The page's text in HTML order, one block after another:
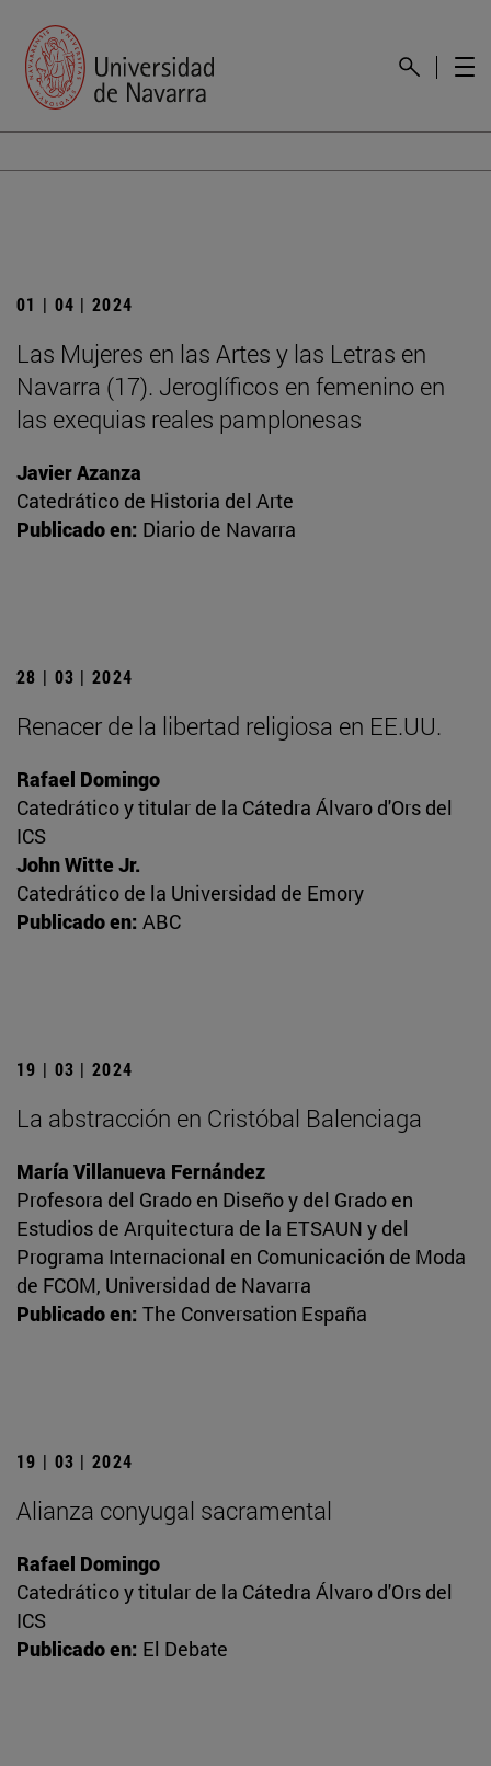
01 | 04 | 2024
Las Mujeres en las Artes y las Letras en
Navarra (17). Jeroglíficos en femenino en
las exequias reales pamplonesas
Javier Azanza
Catedrático de Historia del Arte
Publicado en: Diario de Navarra
28 | 03 | 2024
Renacer de la libertad religiosa en EE.UU.
Rafael Domingo
Catedrático y titular de la Cátedra Álvaro d'Ors del
ICS
John Witte Jr.
Catedrático de la Universidad de Emory
Publicado en: ABC
19 | 03 | 2024
La abstracción en Cristóbal Balenciaga
María Villanueva Fernández
Profesora del Grado en Diseño y del Grado en
Estudios de Arquitectura de la ETSAUN y del
Programa Internacional en Comunicación de Moda
de FCOM, Universidad de Navarra
Publicado en: The Conversation España
19 | 03 | 2024
Alianza conyugal sacramental
Rafael Domingo
Catedrático y titular de la Cátedra Álvaro d'Ors del
ICS
Publicado en: El Debate